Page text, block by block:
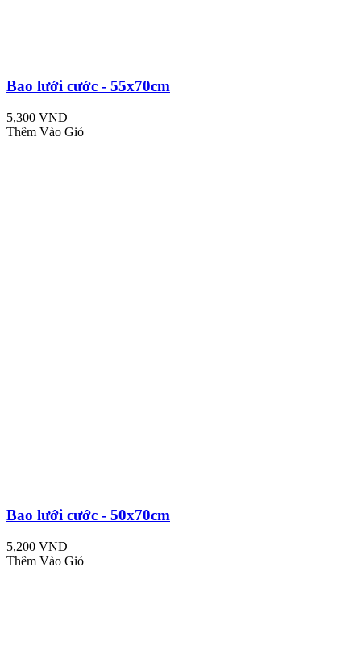
Bao lưới cước - 55x70cm
5,300 VND
Thêm Vào Giỏ
Bao lưới cước - 50x70cm
5,200 VND
Thêm Vào Giỏ